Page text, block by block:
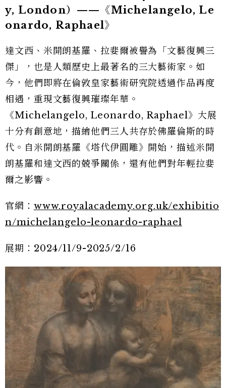
y, London）——《Michelangelo, Le
onardo, Raphael》
達文西、米開朗基羅、拉婓爾被譽為「文藝復興三
傑」，也是人類歷史上最著名的三大藝術家。如
今，他們即將在倫敦皇家藝術研究院透過作品再度
相遇，重現文藝復興璀璨年華。
《Michelangelo, Leonardo, Raphael》大展
十分有創意地，描繪他們三人共存於佛羅倫斯的時
代。自米開朗基羅《塔代伊圓雕》開始，描述米開
朗基羅和達文西的兢爭關係，還有他們對年輕拉婓
爾之影響。
官網： www.royalacademy.org.uk/exhibitio
n/michelangelo-leonardo-raphael
展期：2024/11/9-2025/2/16